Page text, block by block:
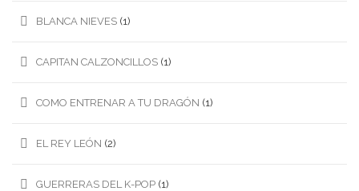
BLANCA NIEVES (1)
CAPITAN CALZONCILLOS (1)
COMO ENTRENAR A TU DRAGÓN (1)
EL REY LEÓN (2)
GUERRERAS DEL K-POP (1)